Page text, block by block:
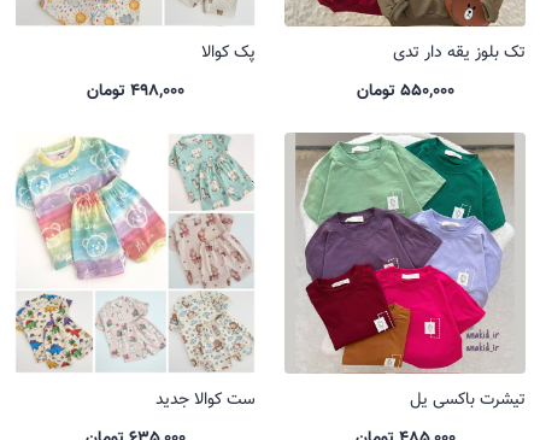
تک بلوز یقه دار تدی
550,000 تومان
پک کوالا
498,000 تومان
تیشرت باکسی یل
ست کوالا جدید